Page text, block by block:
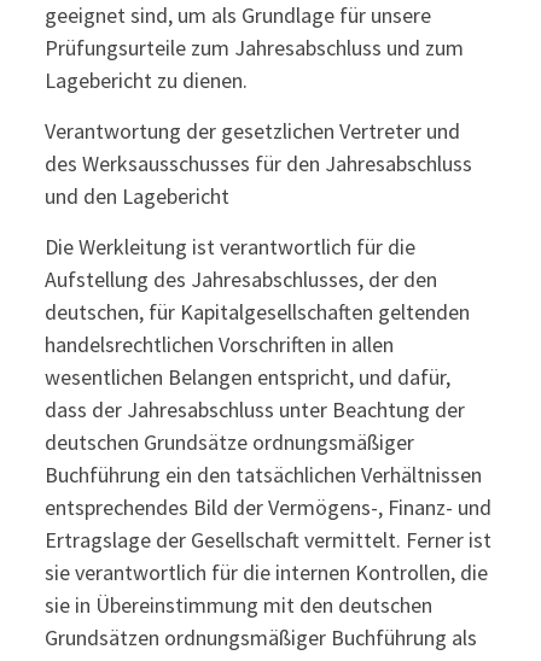
geeignet sind, um als Grundlage für unsere
Prüfungsurteile zum Jahresabschluss und zum
Lagebericht zu dienen.
Verantwortung der gesetzlichen Vertreter und
des Werksausschusses für den Jahresabschluss
und den Lagebericht
Die Werkleitung ist verantwortlich für die
Aufstellung des Jahresabschlusses, der den
deutschen, für Kapitalgesellschaften geltenden
handelsrechtlichen Vorschriften in allen
wesentlichen Belangen entspricht, und dafür,
dass der Jahresabschluss unter Beachtung der
deutschen Grundsätze ordnungsmäßiger
Buchführung ein den tatsächlichen Verhältnissen
entsprechendes Bild der Vermögens-, Finanz- und
Ertragslage der Gesellschaft vermittelt. Ferner ist
sie verantwortlich für die internen Kontrollen, die
sie in Übereinstimmung mit den deutschen
Grundsätzen ordnungsmäßiger Buchführung als